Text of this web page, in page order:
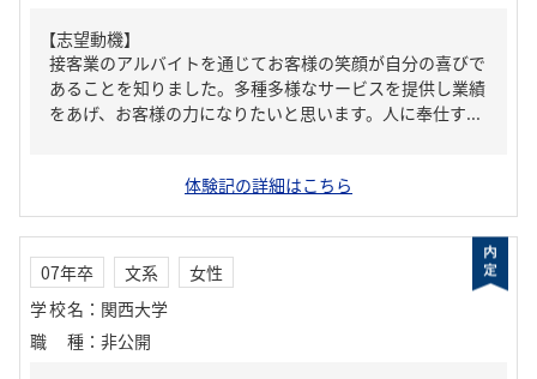
【志望動機】
接客業のアルバイトを通じてお客様の笑顔が自分の喜びで
あることを知りました。多種多様なサービスを提供し業績
をあげ、お客様の力になりたいと思います。人に奉仕す...
体験記の詳細はこちら
07年卒 文系
女性
学校名 ： 関西大学
職種 ： 非公開